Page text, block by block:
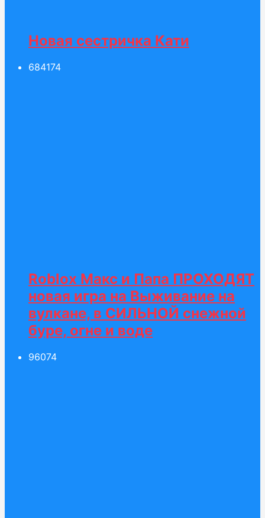
Новая сестричка Кати
684174
Roblox Макс и Папа ПРОХОДЯТ
новая игра на Выживание на
вулкане, в СИЛЬНОЙ снежной
буре, огне и воде
96074